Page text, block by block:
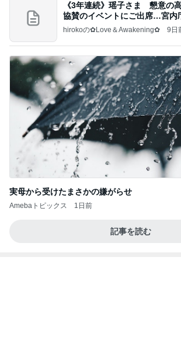
《3年連続》瑶子さま 懇意の
協賛のイベントにご出席…宮内
すぎ
hirokoの✿Love＆Awakening✿ 9日
実母から受けたまさかの嫌がらせ
Amebaトピックス 1日前
記事を読む